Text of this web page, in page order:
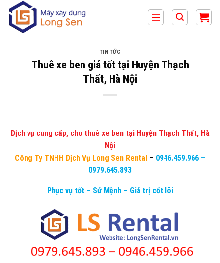
qua
TIN TỨC
Thuê xe ben giá tốt tại Huyện Thạch
Thất, Hà Nội
Dịch vụ cung cấp, cho thuê xe ben tại Huyện Thạch Thất, Hà
Nội
Công Ty TNHH Dịch Vụ Long Sen Rental – 0946.459.966 –
0979.645.893
Phục vụ tốt – Sứ Mệnh – Giá trị cốt lõi